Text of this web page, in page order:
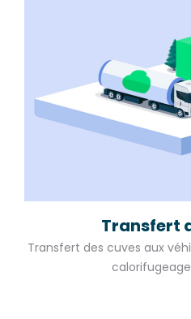
Transfert
Transfert des cuves aux